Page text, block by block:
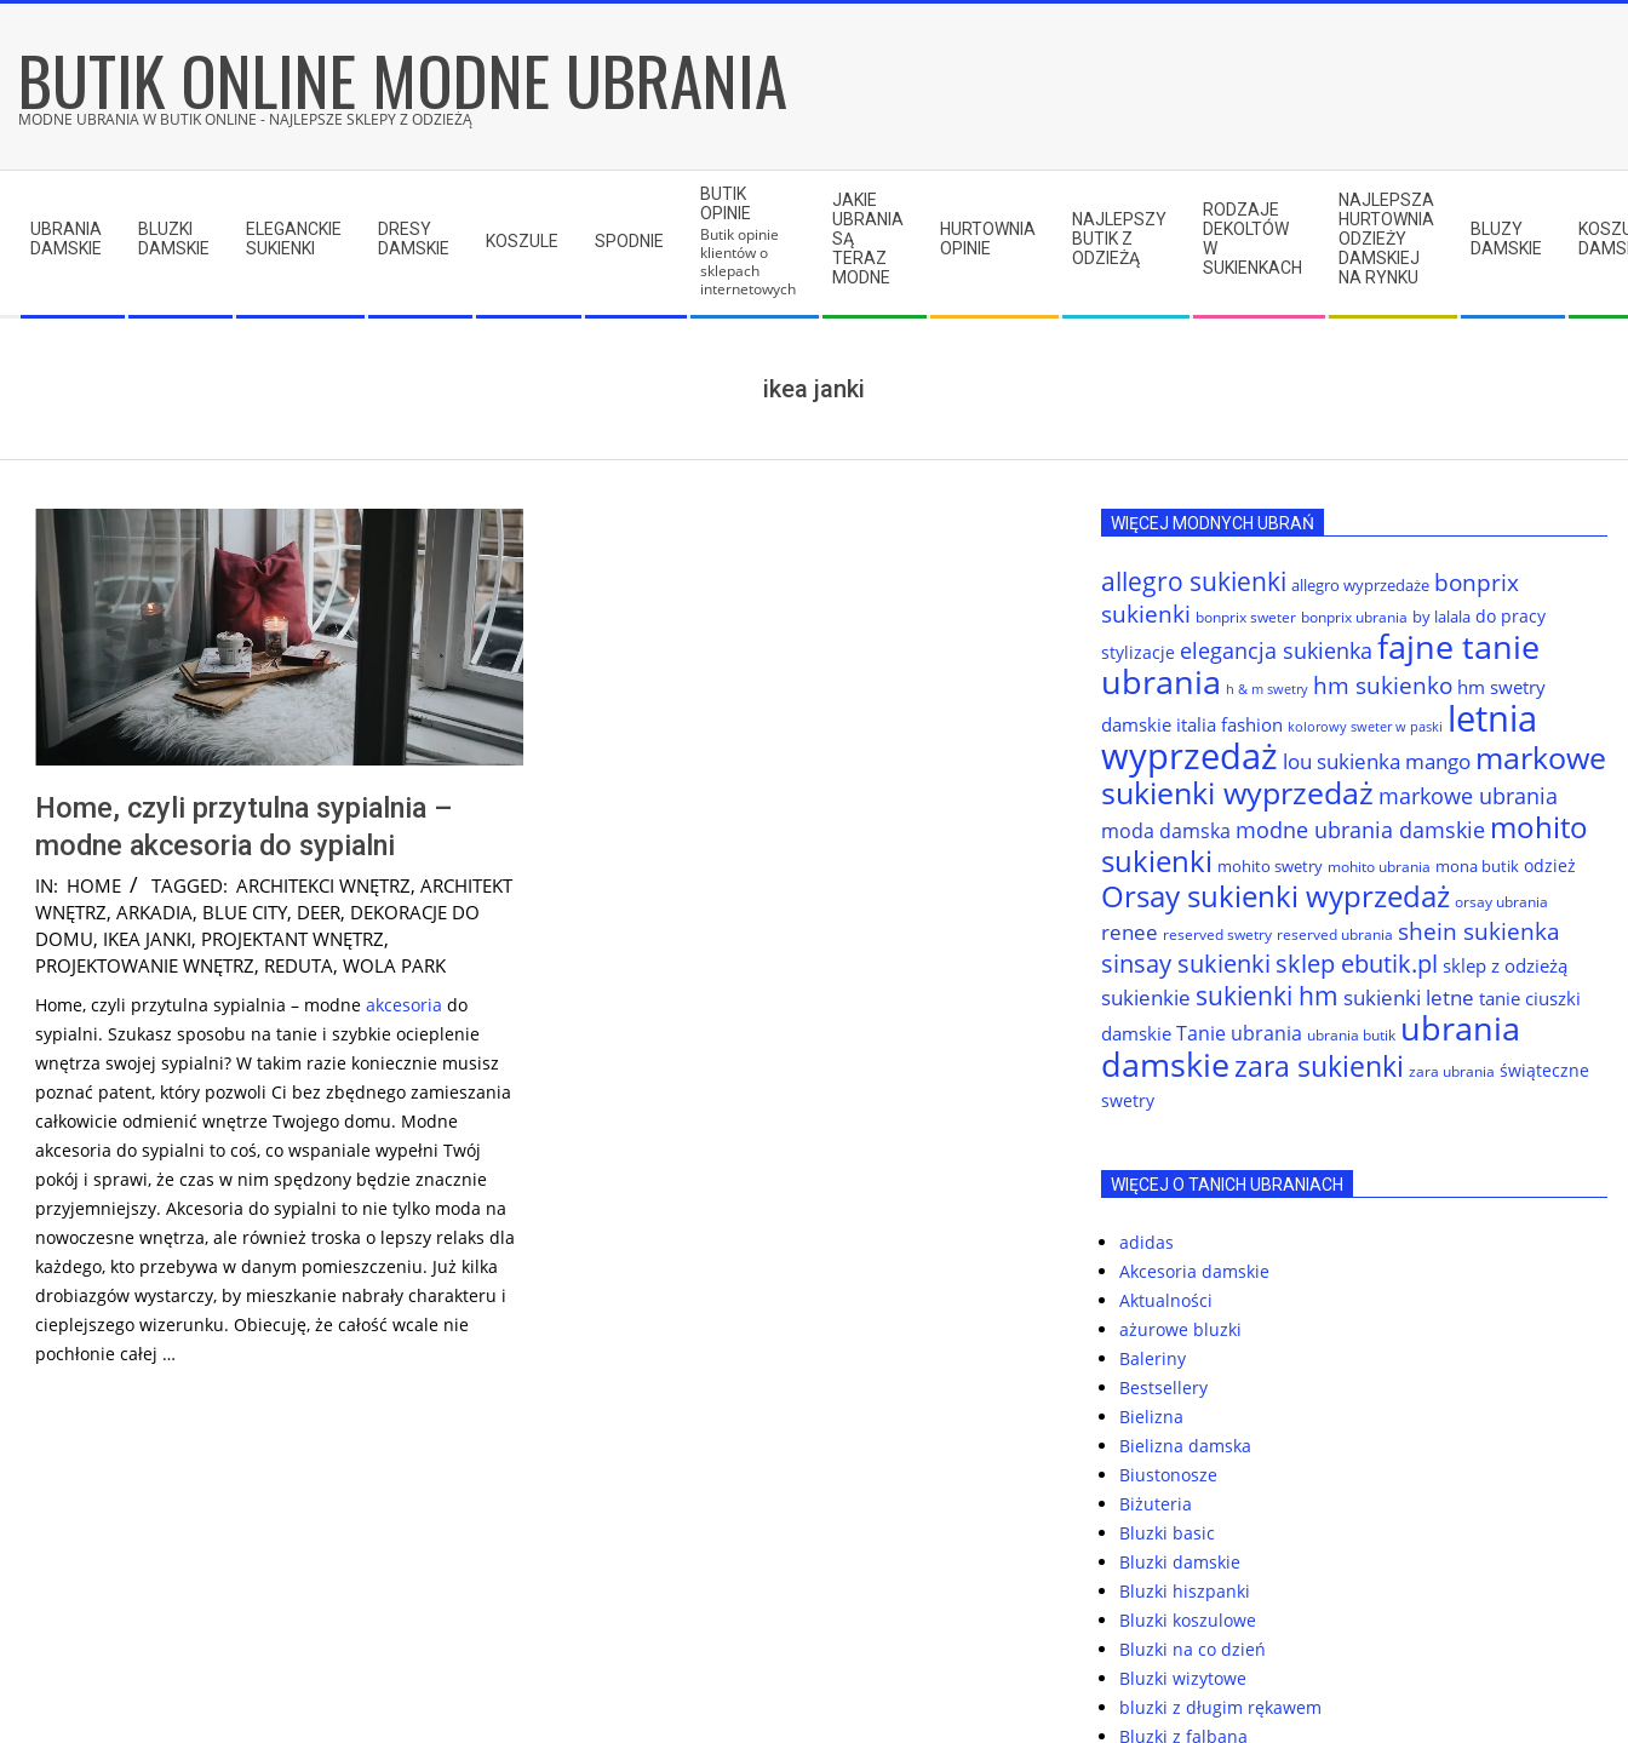
contentBUTIK ONLINE MODNE UBRANIA
MODNE UBRANIA W BUTIK ONLINE - NAJLEPSZE SKLEPY Z ODZIEŻĄ
Menu
UBRANIA
DAMSKIE
BLUZKI
DAMSKIE
ELEGANCKIE
SUKIENKI
DRESY
DAMSKIE
KOSZULE SPODNIE
BUTIK
OPINIE
Butik opinie
klientów o
sklepach
internetowych
JAKIE
UBRANIA
SĄ
TERAZ
MODNE
HURTOWNIA
OPINIE
NAJLEPSZY
BUTIK Z
ODZIEŻĄ
RODZAJE
DEKOLTÓW
W
SUKIENKACH
NAJLEPSZA
HURTOWNIA
ODZIEŻY
DAMSKIEJ
NA RYNKU
BLUZY
DAMSKIE
ikea janki
Home, czyli przytulna sypialnia –
modne akcesoria do sypialni
2024-
11-
11
IN: HOME TAGGED: ARCHITEKCI WNĘTRZ, ARCHITEKT
WNĘTRZ, ARKADIA, BLUE CITY, DEER, DEKORACJE DO
DOMU, IKEA JANKI, PROJEKTANT WNĘTRZ,
PROJEKTOWANIE WNĘTRZ, REDUTA, WOLA PARK
Home, czyli przytulna sypialnia – modne akcesoria do
sypialni. Szukasz sposobu na tanie i szybkie ocieplenie
wnętrza swojej sypialni? W takim razie koniecznie musisz
poznać patent, który pozwoli Ci bez zbędnego zamieszania
całkowicie odmienić wnętrze Twojego domu. Modne
akcesoria do sypialni to coś, co wspaniale wypełni Twój
pokój i sprawi, że czas w nim spędzony będzie znacznie
przyjemniejszy. Akcesoria do sypialni to nie tylko moda na
nowoczesne wnętrza, ale również troska o lepszy relaks dla
każdego, kto przebywa w danym pomieszczeniu. Już kilka
drobiazgów wystarczy, by mieszkanie nabrały charakteru i
cieplejszego wizerunku. Obiecuję, że całość wcale nie
pochłonie całej …
WIĘCEJ MODNYCH UBRAŃ
allegro sukienki allegro wyprzedaże bonprix
sukienki bonprix sweter bonprix ubrania by lalala do pracy
stylizacje elegancja sukienka fajne tanie
ubrania h & m swetry hm sukienko hm swetry
damskie italia fashion kolorowy sweter w paski letnia
wyprzedaż lou sukienka mango markowe
sukienki wyprzedaż markowe ubrania
moda damska modne ubrania damskie mohito
sukienki mohito swetry mohito ubrania mona butik odzież
Orsay sukienki wyprzedaż orsay ubrania
renee reserved swetry reserved ubrania shein sukienka
sinsay sukienki sklep ebutik.pl sklep z odzieżą
sukienkie sukienki hm sukienki letne tanie ciuszki
damskie Tanie ubrania ubrania butik ubrania
damskiezara sukienki zara ubrania świąteczne
swetry
WIĘCEJ O TANICH UBRANIACH
adidas
Akcesoria damskie
Aktualności
ażurowe bluzki
Baleriny
Bestsellery
Bielizna
Bielizna damska
Biustonosze
Biżuteria
Bluzki basic
Bluzki damskie
Bluzki hiszpanki
Bluzki koszulowe
Bluzki na co dzień
Bluzki wizytowe
bluzki z długim rękawem
Bluzki z falbaną